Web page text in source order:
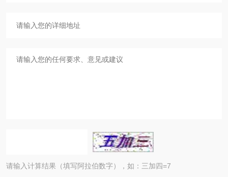
请输入计算结果（填写阿拉伯数字），如：三加四=7